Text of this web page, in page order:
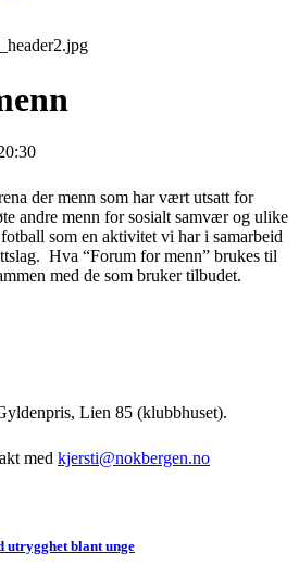
der menn som har vært utsatt for
andre menn for sosialt samvær og ulike
som en aktivitet vi har i samarbeid
Hva “Forum for menn” brukes til
med de som bruker tilbudet.
Lien 85 (klubbhuset).
med kjersti@nokbergen.no
utrygghet blant unge